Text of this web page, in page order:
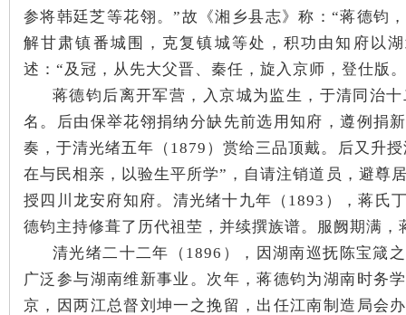
参将韩廷芝等花翎。”故《湘乡县志》称：“蒋德钧
解甘肃镇番城围，克复镇城等处，积功由知府以
述： “及冠，从先大父晋、秦任，旋入京师，登仕版
蒋德钧后离开军营，入京城为监生，于清同治
名。
后由保举花翎捐纳分缺先前选用知府，遵例捐
奏，于清光绪五年（1879）赏给三品顶戴。
后又升
在与民相亲，以验生平所学”，自请注销道员，避尊
授四川龙安府知府。 清光绪十九年（1893），蒋氏
德钧主持修葺了历代祖茔，并续撰族谱。 服阙期满，
清光绪二十二年（1896），因湖南巡抚陈宝箴
广泛参与湖南维新事业。次年，蒋德钧为湖南时务
京，因两江总督刘坤一之挽留，出任江南制造局会